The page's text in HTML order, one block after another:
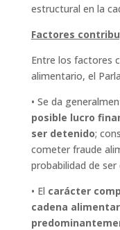
estructural en la
Factores
Entre los factores
alimentario, el
• Se da
posible lucro
ser detenido;
cometer fraude
probabilidad de
• El carácter
cadena